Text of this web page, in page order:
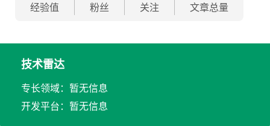
经验值 粉丝 关注 文章总量
技术雷达
专长领域：暂无信息
开发平台：暂无信息